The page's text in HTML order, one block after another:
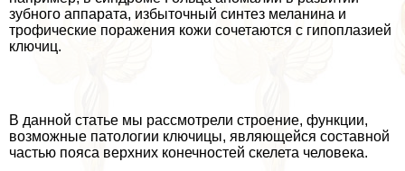
зубного аппарата, избыточный синтез меланина и
трофические поражения кожи сочетаются с гипоплазией
ключиц.
В данной статье мы рассмотрели строение, функции,
возможные патологии ключицы, являющейся составной
частью пояса верхних конечностей скелета человека.